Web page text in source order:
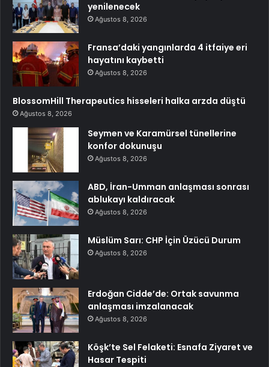
yenilenecek
Ağustos 8, 2026
Fransa’daki yangınlarda 4 itfaiye eri
hayatını kaybetti
Ağustos 8, 2026
BlossomHill Therapeutics hisseleri halka arzda düştü
Ağustos 8, 2026
Seymen ve Karamürsel tünellerine
konfor dokunuşu
Ağustos 8, 2026
ABD, İran-Umman anlaşması sonrası
ablukayı kaldıracak
Ağustos 8, 2026
Müslüm Sarı: CHP İçin Üzücü Durum
Ağustos 8, 2026
Erdoğan Cidde’de: Ortak savunma
anlaşması imzalanacak
Ağustos 8, 2026
Köşk’te Sel Felaketi: Esnafa Ziyaret ve
Hasar Tespiti